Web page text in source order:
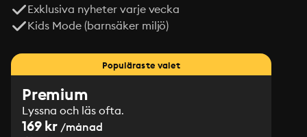
Exklusiva nyheter varje vecka
Kids Mode (barnsäker miljö)
Populäraste valet
Premium
Lyssna och läs ofta.
169 kr /månad